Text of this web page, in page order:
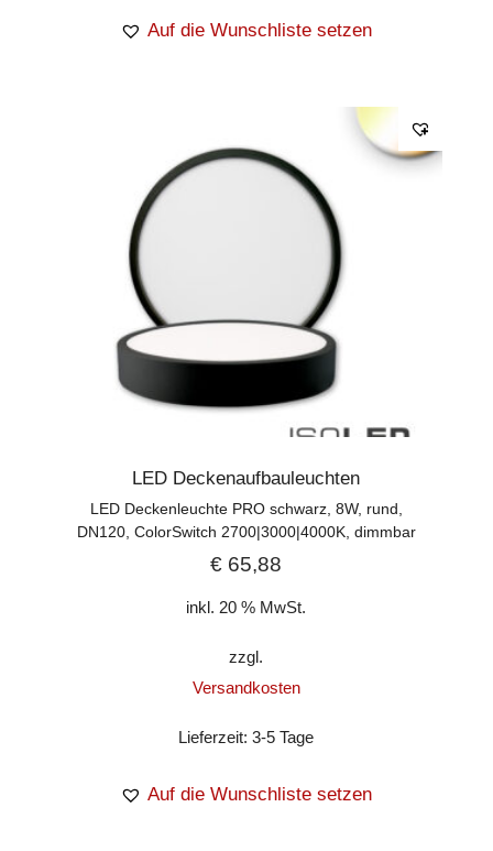
Auf die Wunschliste setzen
LED Deckenaufbauleuchten
LED Deckenleuchte PRO schwarz, 8W, rund,
DN120, ColorSwitch 2700|3000|4000K, dimmbar
€ 65,88
inkl. 20 % MwSt.
zzgl.
Versandkosten
Lieferzeit:3-5 Tage
Auf die Wunschliste setzen